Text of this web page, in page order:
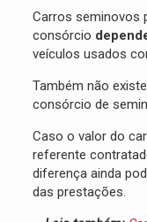
Carros seminovos
consórcio
veículos usados
Também não
consórcio de
Caso o valor do
referente
diferença ainda
das prestações.